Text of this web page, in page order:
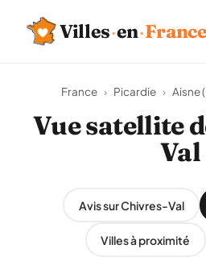
Villes·en·France
France › Picardie › Aisne
Vue satellite
Val
Avis sur Chivres-Val
Villes à proximité